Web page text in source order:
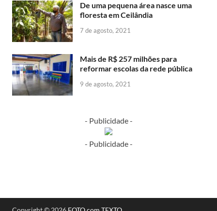
De uma pequena área nasce uma
floresta em Ceilândia
7 de agosto, 2021
Mais de R$ 257 milhões para
reformar escolas da rede pública
9 de agosto, 2021
- Publicidade -
- Publicidade -